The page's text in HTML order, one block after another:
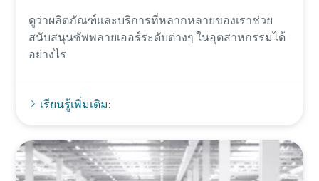
ดูว่าผลิตภัณฑ์และบริการที่หลากหลายของเราช่วย
สนับสนุนซัพพลายเออร์ระดับต่างๆ ในอุตสาหกรรมได้
อย่างไร
เรียนรู้เพิ่มเติม: